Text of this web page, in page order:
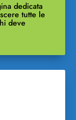
dedicata
tutte le
deve